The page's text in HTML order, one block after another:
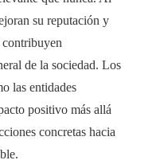
su reputación y
de la sociedad. Los
las entidades
positivo más allá
concretas hacia